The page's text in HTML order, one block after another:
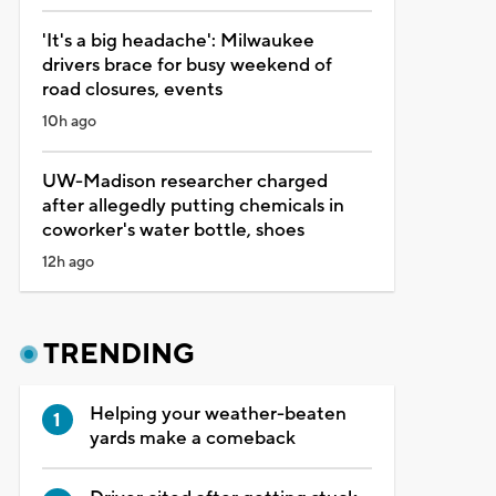
'It's a big headache': Milwaukee
drivers brace for busy weekend of
road closures, events
10h ago
UW-Madison researcher charged
after allegedly putting chemicals in
coworker's water bottle, shoes
12h ago
TRENDING
Helping your weather-beaten
yards make a comeback